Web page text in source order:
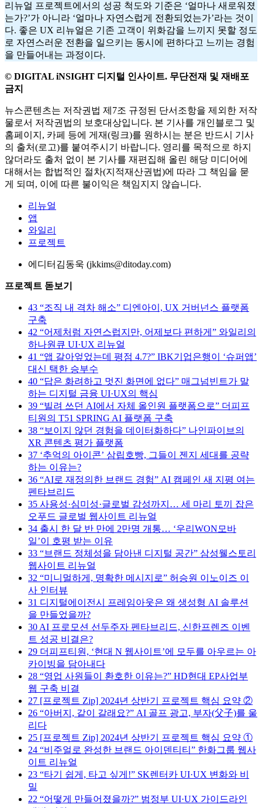
리뉴얼 프로젝트에서의 성공 척도와 기준은 ‘얼마나 새로워졌
는가?’가 아니라 ‘얼마나 자연스럽게 전환되었는가’라는 것이
다. 좋은 UX 리뉴얼은 기존 고객이 위화감을 느끼지 못할 정도
로 자연스러운 전환을 일으키는 동시에 편하다고 느끼는 경험
을 만들어내는 과정이다.
© DIGITAL iNSIGHT 디지털 인사이트. 무단전재 및 재배포
금지
뉴스콘텐츠는 저작권법 제7조 규정된 단서조항을 제외한 저작
물로서 저작권법의 보호대상입니다. 본 기사를 개인블로그 및
홈페이지, 카페 등에 게재(링크)를 원하시는 분은 반드시 기사
의 출처(로고)를 붙여주시기 바랍니다. 영리를 목적으로 하지
않더라도 출처 없이 본 기사를 재편집해 올린 해당 미디어에
대해서는 합법적인 절차(지적재산권법)에 따라 그 책임을 묻
게 되며, 이에 따른 불이익은 책임지지 않습니다.
리뉴얼
앱
와일리
프로젝트
에디터 김동욱 (jkkims@ditoday.com)
프로젝트 돋보기
43 “조직 내 격차 해소” 디엔아이, UX 거버넌스 플랫폼
구축
42 “어제처럼 자연스럽지만, 어제보다 편하게” 와일리의
하나원큐 UI·UX 리뉴얼
41 “앱 갈아엎었는데 평점 4.7?” IBK기업은행이 ‘슈퍼앱’
대신 택한 승부수
40 “답은 화려하고 멋진 화면에 없다” 매그넘빈트가 말
하는 디지털 금융 UI·UX의 핵심
39 “빌려 쓰던 AI에서 자체 올인원 플랫폼으로” 더피프
티원의 T51 SPRING AI 플랫폼 구축
38 “보이지 않던 경험을 데이터화하다” 나인파이브의
XR 콘텐츠 평가 플랫폼
37 ‘추억의 아이콘’ 삼립호빵, 그들이 젠지 세대를 공략
하는 이유는?
36 “AI로 재정의한 브랜드 경험” AI 캠페인 새 지평 여는
펜타브리드
35 사용성·심미성·글로벌 감성까지… 세 마리 토끼 잡은
오푸드 글로벌 웹사이트 리뉴얼
34 출시 한 달 반 만에 2만명 개통… ‘우리WON모바
일’이 호평 받는 이유
33 “브랜드 정체성을 담아낸 디지털 공간” 삼성웰스토리
웹사이트 리뉴얼
32 “미니멀하게, 명확한 메시지로” 허승원 이노이즈 이
사 인터뷰
31 디지털에이전시 프레임아웃은 왜 생성형 AI 솔루션
을 만들었을까?
30AI 프로모션 선두주자 펜타브리드, 신한프렌즈 이벤
트 성공 비결은?
29 더피프티원, ‘현대 N 웹사이트’에 모두를 아우르는 아
카이빙을 담아내다
28 “영업 사원들이 환호한 이유는?” HD현대 EP사업부
웹 구축 비결
27 [프로젝트 Zip] 2024년 상반기 프로젝트 핵심 요약 ②
26 “아버지, 같이 갈래요?” AI 골프 광고, 부자(父子)를 울
리다
25 [프로젝트 Zip] 2024년 상반기 프로젝트 핵심 요약 ①
24 “비주얼로 완성한 브랜드 아이덴티티” 한화그룹 웹사
이트 리뉴얼
23 “타기 쉽게, 타고 싶게!” SK렌터카 UI·UX 변화와 비
밀
22 “어떻게 만들어졌을까?” 범정부 UI·UX 가이드라인